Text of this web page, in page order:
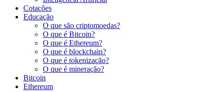
Cotações
Educação
O que são criptomoedas?
O que é Bitcoin?
O que é Ethereum?
O que é blockchain?
O que é tokenização?
O que é mineração?
Bitcoin
Ethereum